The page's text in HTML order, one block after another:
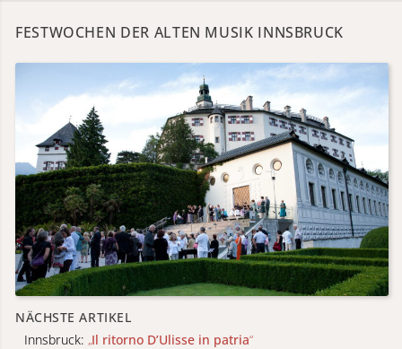
FESTWOCHEN DER ALTEN MUSIK INNSBRUCK
NÄCHSTE ARTIKEL
Innsbruck: „Il ritorno D’Ulisse in patria“